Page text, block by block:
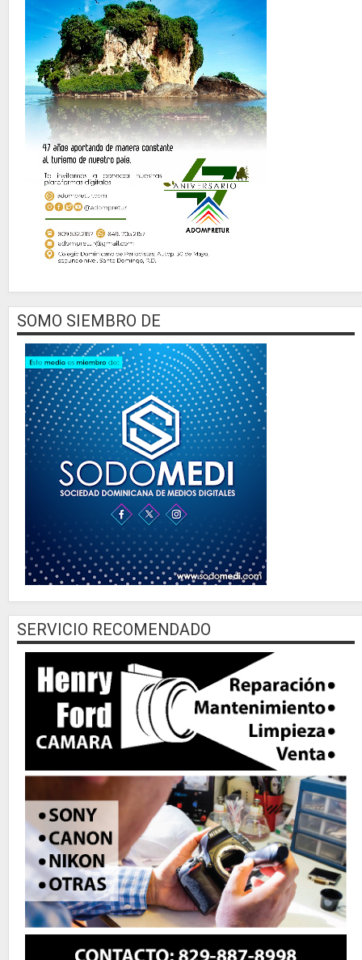
SOMO SIEMBRO DE
SERVICIO RECOMENDADO